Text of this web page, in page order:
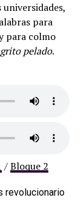
para
para colmo
pelado.
/Bloque 2